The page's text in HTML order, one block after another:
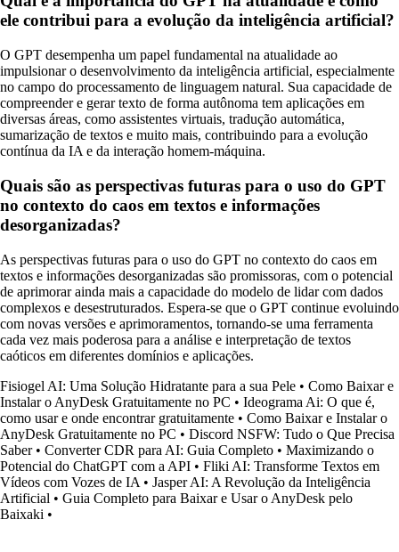
ele contribui para a evolução da inteligência artificial?
O GPT desempenha um papel fundamental na atualidade ao
impulsionar o desenvolvimento da inteligência artificial, especialmente
no campo do processamento de linguagem natural. Sua capacidade de
compreender e gerar texto de forma autônoma tem aplicações em
diversas áreas, como assistentes virtuais, tradução automática,
sumarização de textos e muito mais, contribuindo para a evolução
contínua da IA e da interação homem-máquina.
Quais são as perspectivas futuras para o uso do GPT
no contexto do caos em textos e informações
desorganizadas?
As perspectivas futuras para o uso do GPT no contexto do caos em
textos e informações desorganizadas são promissoras, com o potencial
de aprimorar ainda mais a capacidade do modelo de lidar com dados
complexos e desestruturados. Espera-se que o GPT continue evoluindo
com novas versões e aprimoramentos, tornando-se uma ferramenta
cada vez mais poderosa para a análise e interpretação de textos
caóticos em diferentes domínios e aplicações.
Fisiogel AI: Uma Solução Hidratante para a sua Pele • Como Baixar e
Instalar o AnyDesk Gratuitamente no PC • Ideograma Ai: O que é,
como usar e onde encontrar gratuitamente • Como Baixar e Instalar o
AnyDesk Gratuitamente no PC • Discord NSFW: Tudo o Que Precisa
Saber• Converter CDR para AI: Guia Completo • Maximizando o
Potencial do ChatGPT com a API • Fliki AI: Transforme Textos em
Vídeos com Vozes de IA • Jasper AI: A Revolução da Inteligência
Artificial • Guia Completo para Baixar e Usar o AnyDesk pelo
Baixaki •